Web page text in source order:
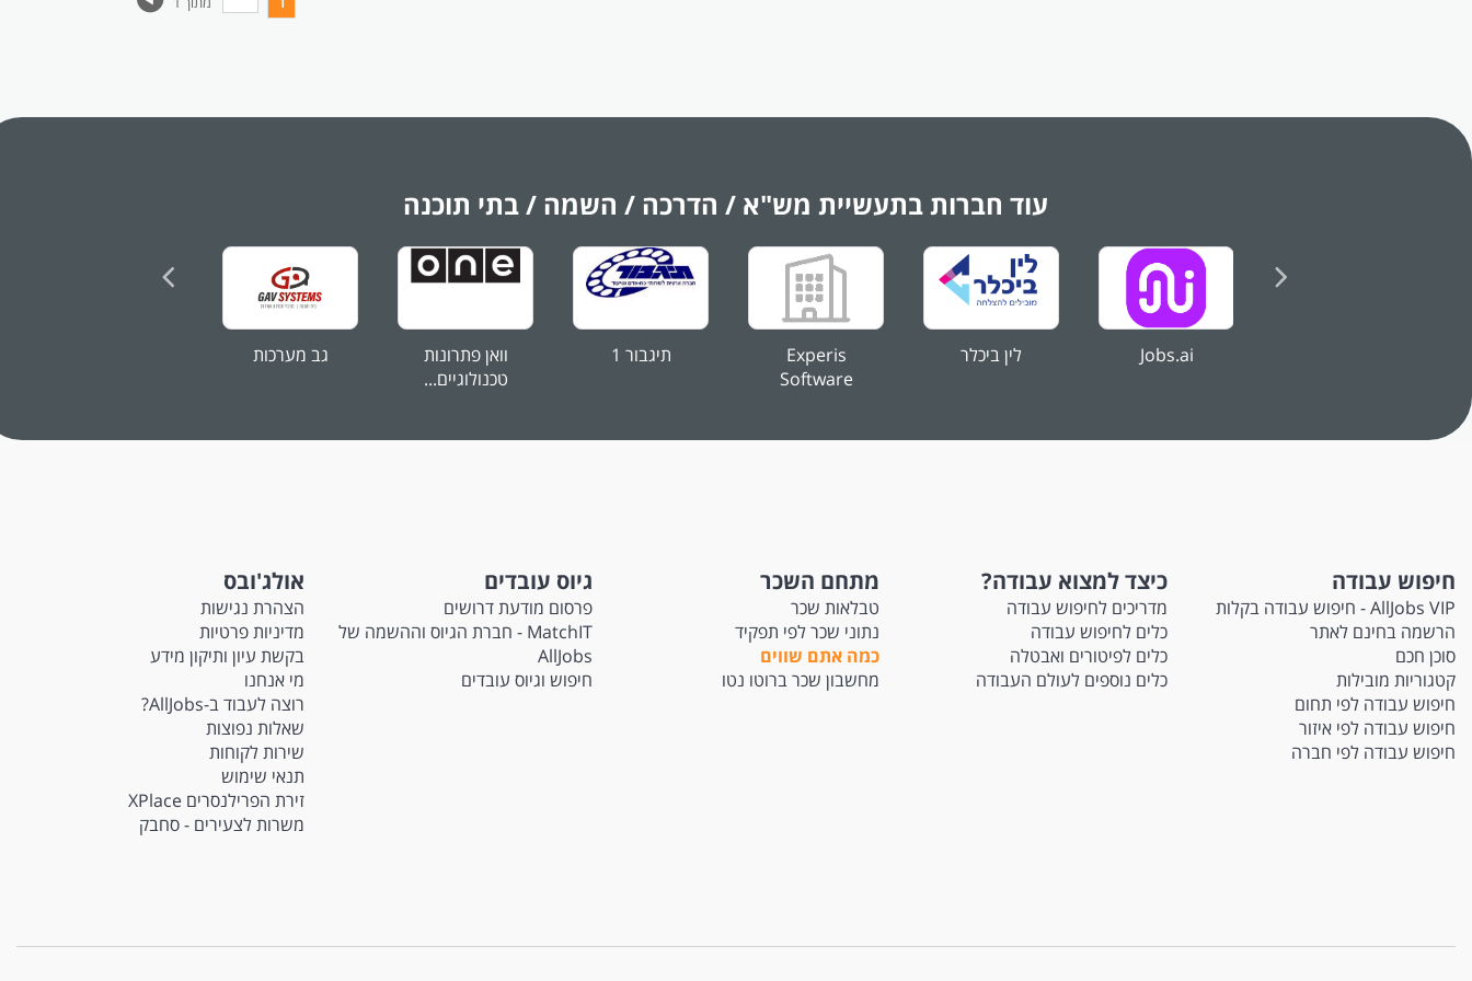
עוד חברות בתעשיית מש"א / הדרכה / השמה / בתי תוכנה
Jobs.ai לין ביכלר
Experis
Software
תיגבור 1
וואן פתרונות
טכנולוגיים...
גב מערכות
חיפוש עבודה
AllJobs VIP - חיפוש עבודה בקלות
הרשמה בחינם לאתר
סוכן חכם
קטגוריות מובילות
חיפוש עבודה לפי תחום
חיפוש עבודה לפי איזור
חיפוש עבודה לפי חברה
כיצד למצוא עבודה?
מדריכים לחיפוש עבודה
כלים לחיפוש עבודה
כלים לפיטורים ואבטלה
כלים נוספים לעולם העבודה
מתחם השכר
טבלאות שכר
נתוני שכר לפי תפקיד
כמה אתם שווים
מחשבון שכר ברוטו נטו
גיוס עובדים
פרסום מודעת דרושים
MatchIT - חברת הגיוס וההשמה של
AllJobs
חיפוש וגיוס עובדים
אולג'ובס
הצהרת נגישות
מדיניות פרטיות
בקשת עיון ותיקון מידע
מי אנחנו
רוצה לעבוד ב-AllJobs?
שאלות נפוצות
שירות לקוחות
תנאי שימוש
זירת הפרילנסרים XPlace
משרות לצעירים - סחבק